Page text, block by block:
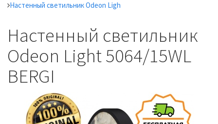
Настенный светильник Odeon Ligh
Настенный светильник
Odeon Light 5064/15WL
BERGI